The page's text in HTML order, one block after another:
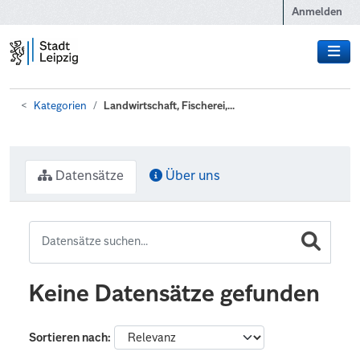
Anmelden
Kategorien Landwirtschaft, Fischerei,...
Datensätze Über uns
Keine Datensätze gefunden
Sortieren nach